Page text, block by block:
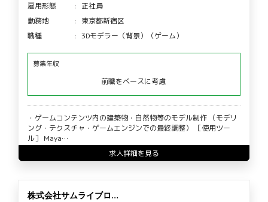
雇用形態
正社員
勤務地
東京都新宿区
職種
3Dモデラー（背景）（ゲーム）
募集年収
前職をベースに考慮
・ゲームコンテンツ内の建築物・自然物等のモデル制作 （モデリ
ング・テクスチャ・ゲームエンジンでの最終調整） ［使用ツー
ル］ Maya…
求人詳細を見る
株式会社サムライブロ…